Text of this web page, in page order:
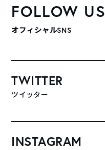
FOLLOW US
オフィシャルSNS
TWITTER
ツイッター
INSTAGRAM